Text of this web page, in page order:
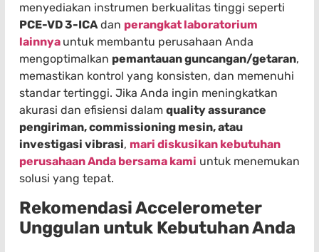
menyediakan instrumen berkualitas tinggi seperti
PCE-VD 3-ICAdan perangkat laboratorium
lainnya untuk membantu perusahaan Anda
mengoptimalkan pemantauan guncangan/getaran,
memastikan kontrol yang konsisten, dan memenuhi
standar tertinggi. Jika Anda ingin meningkatkan
akurasi dan efisiensi dalam quality assurance
pengiriman, commissioning mesin, atau
investigasi vibrasi, mari diskusikan kebutuhan
perusahaan Anda bersama kami untuk menemukan
solusi yang tepat.
Rekomendasi Accelerometer
Unggulan untuk Kebutuhan Anda